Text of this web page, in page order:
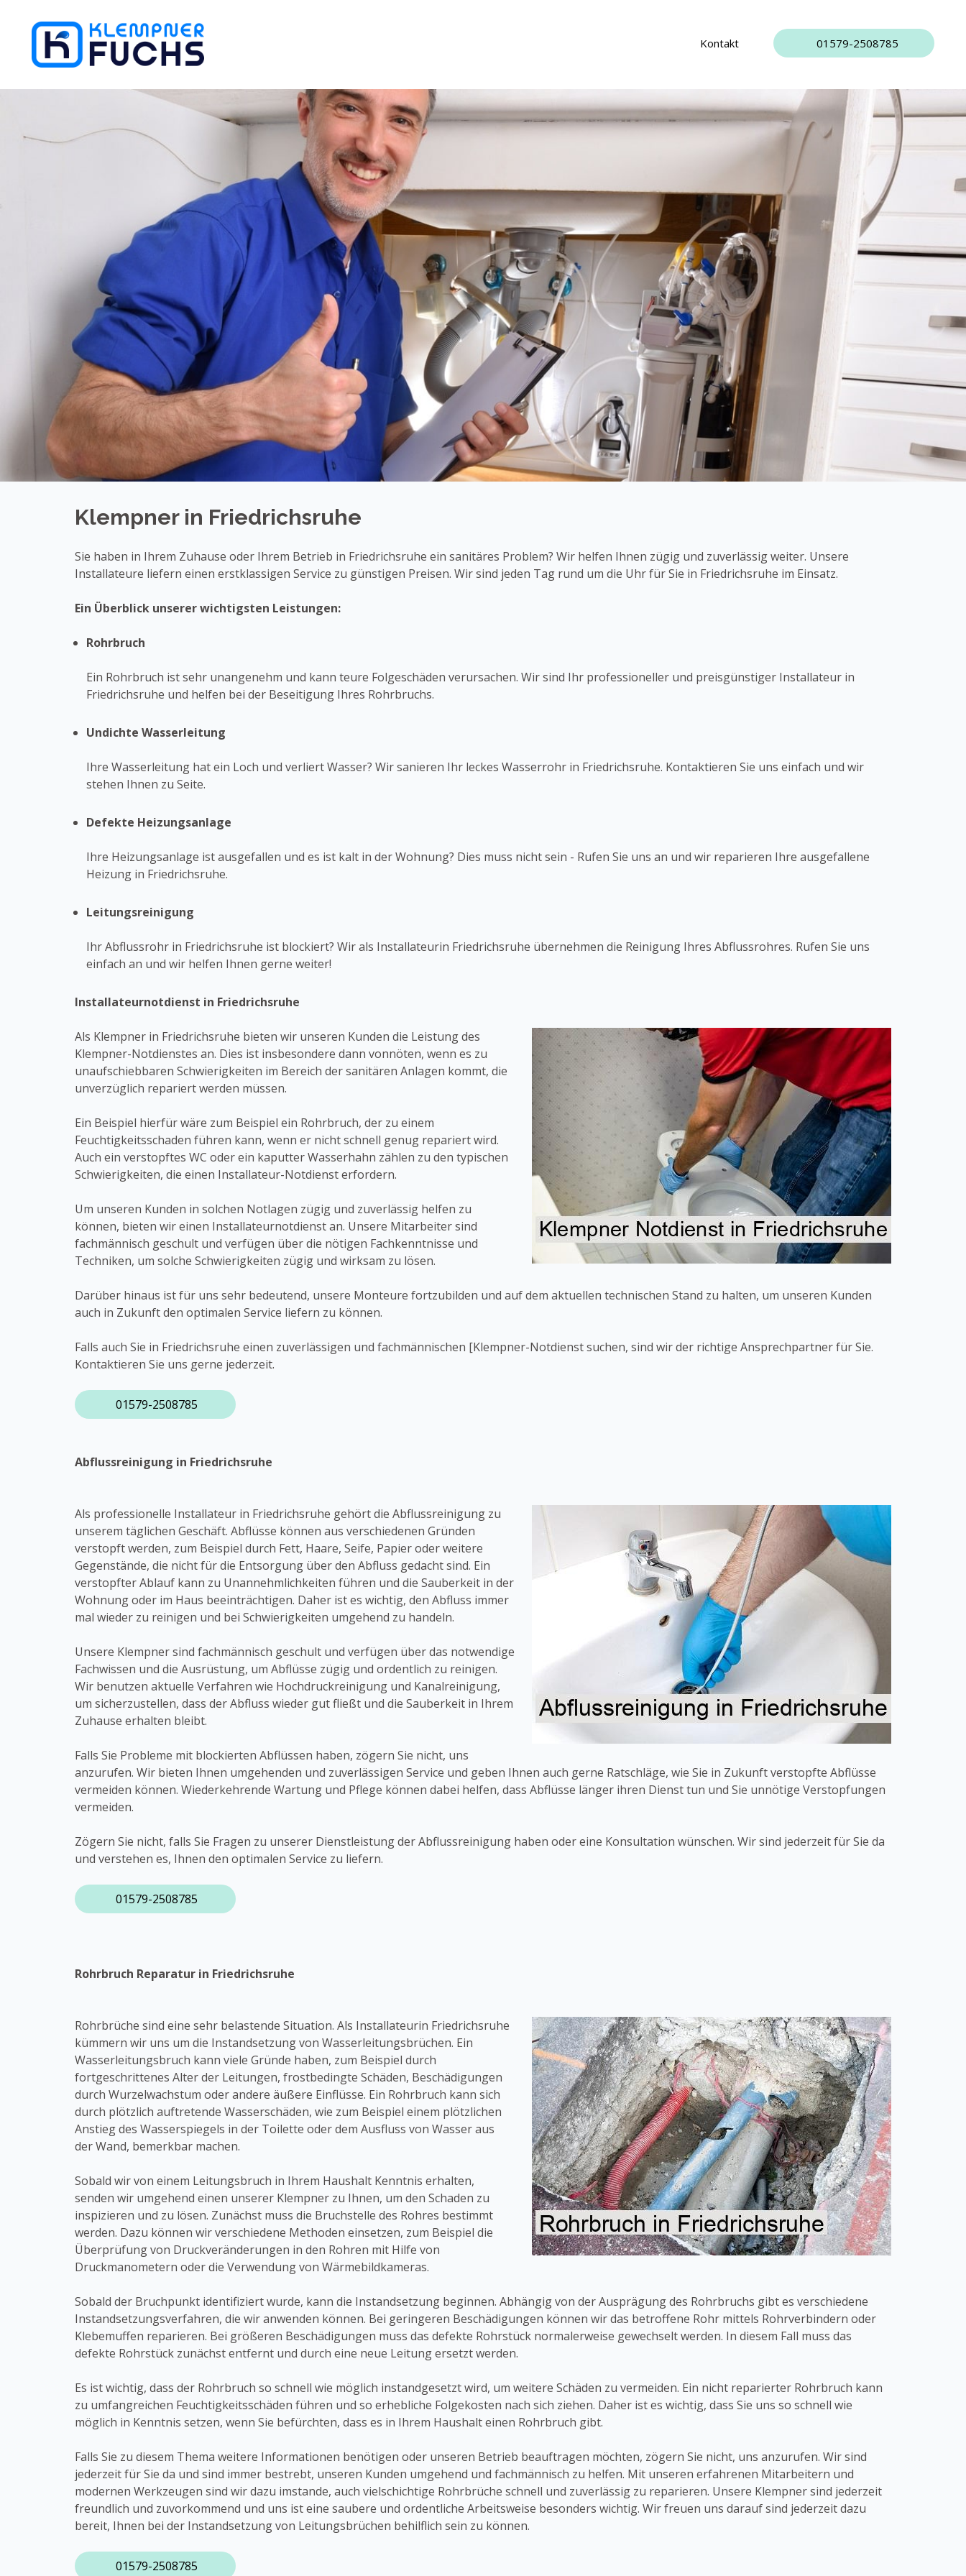
Kontakt 01579-2508785
Klempner in Friedrichsruhe
Sie haben in Ihrem Zuhause oder Ihrem Betrieb in Friedrichsruhe ein sanitäres Problem? Wir helfen Ihnen zügig und zuverlässig weiter. Unsere
Installateure liefern einen erstklassigen Service zu günstigen Preisen. Wir sind jeden Tag rund um die Uhr für Sie in Friedrichsruhe im Einsatz.
Ein Überblick unserer wichtigsten Leistungen:
Rohrbruch
Ein Rohrbruch ist sehr unangenehm und kann teure Folgeschäden verursachen. Wir sind Ihr professioneller und preisgünstiger Installateur in
Friedrichsruhe und helfen bei der Beseitigung Ihres Rohrbruchs.
Undichte Wasserleitung
Ihre Wasserleitung hat ein Loch und verliert Wasser? Wir sanieren Ihr leckes Wasserrohr in Friedrichsruhe. Kontaktieren Sie uns einfach und wir
stehen Ihnen zu Seite.
Defekte Heizungsanlage
Ihre Heizungsanlage ist ausgefallen und es ist kalt in der Wohnung? Dies muss nicht sein - Rufen Sie uns an und wir reparieren Ihre ausgefallene
Heizung in Friedrichsruhe.
Leitungsreinigung
Ihr Abflussrohr in Friedrichsruhe ist blockiert? Wir als Installateurin Friedrichsruhe übernehmen die Reinigung Ihres Abflussrohres. Rufen Sie uns
einfach an und wir helfen Ihnen gerne weiter!
Installateurnotdienst in Friedrichsruhe
Als Klempner in Friedrichsruhe bieten wir unseren Kunden die Leistung des
Klempner-Notdienstes an. Dies ist insbesondere dann vonnöten, wenn es zu
unaufschiebbaren Schwierigkeiten im Bereich der sanitären Anlagen kommt, die
unverzüglich repariert werden müssen.
Ein Beispiel hierfür wäre zum Beispiel ein Rohrbruch, der zu einem
Feuchtigkeitsschaden führen kann, wenn er nicht schnell genug repariert wird.
Auch ein verstopftes WC oder ein kaputter Wasserhahn zählen zu den typischen
Schwierigkeiten, die einen Installateur-Notdienst erfordern.
Um unseren Kunden in solchen Notlagen zügig und zuverlässig helfen zu
können, bieten wir einen Installateurnotdienst an. Unsere Mitarbeiter sind
fachmännisch geschult und verfügen über die nötigen Fachkenntnisse und
Techniken, um solche Schwierigkeiten zügig und wirksam zu lösen.
Darüber hinaus ist für uns sehr bedeutend, unsere Monteure fortzubilden und auf dem aktuellen technischen Stand zu halten, um unseren Kunden
auch in Zukunft den optimalen Service liefern zu können.
Falls auch Sie in Friedrichsruhe einen zuverlässigen und fachmännischen [Klempner-Notdienst suchen, sind wir der richtige Ansprechpartner für Sie.
Kontaktieren Sie uns gerne jederzeit.
01579-2508785
Abflussreinigung in Friedrichsruhe
Als professionelle Installateur in Friedrichsruhe gehört die Abflussreinigung zu
unserem täglichen Geschäft. Abflüsse können aus verschiedenen Gründen
verstopft werden, zum Beispiel durch Fett, Haare, Seife, Papier oder weitere
Gegenstände, die nicht für die Entsorgung über den Abfluss gedacht sind. Ein
verstopfter Ablauf kann zu Unannehmlichkeiten führen und die Sauberkeit in der
Wohnung oder im Haus beeinträchtigen. Daher ist es wichtig, den Abfluss immer
mal wieder zu reinigen und bei Schwierigkeiten umgehend zu handeln.
Unsere Klempner sind fachmännisch geschult und verfügen über das notwendige
Fachwissen und die Ausrüstung, um Abflüsse zügig und ordentlich zu reinigen.
Wir benutzen aktuelle Verfahren wie Hochdruckreinigung und Kanalreinigung,
um sicherzustellen, dass der Abfluss wieder gut fließt und die Sauberkeit in Ihrem
Zuhause erhalten bleibt.
Falls Sie Probleme mit blockierten Abflüssen haben, zögern Sie nicht, uns
anzurufen. Wir bieten Ihnen umgehenden und zuverlässigen Service und geben Ihnen auch gerne Ratschläge, wie Sie in Zukunft verstopfte Abflüsse
vermeiden können. Wiederkehrende Wartung und Pflege können dabei helfen, dass Abflüsse länger ihren Dienst tun und Sie unnötige Verstopfungen
vermeiden.
Zögern Sie nicht, falls Sie Fragen zu unserer Dienstleistung der Abflussreinigung haben oder eine Konsultation wünschen. Wir sind jederzeit für Sie da
und verstehen es, Ihnen den optimalen Service zu liefern.
01579-2508785
Rohrbruch Reparatur in Friedrichsruhe
Rohrbrüche sind eine sehr belastende Situation. Als Installateurin Friedrichsruhe
kümmern wir uns um die Instandsetzung von Wasserleitungsbrüchen. Ein
Wasserleitungsbruch kann viele Gründe haben, zum Beispiel durch
fortgeschrittenes Alter der Leitungen, frostbedingte Schäden, Beschädigungen
durch Wurzelwachstum oder andere äußere Einflüsse. Ein Rohrbruch kann sich
durch plötzlich auftretende Wasserschäden, wie zum Beispiel einem plötzlichen
Anstieg des Wasserspiegels in der Toilette oder dem Ausfluss von Wasser aus
der Wand, bemerkbar machen.
Sobald wir von einem Leitungsbruch in Ihrem Haushalt Kenntnis erhalten,
senden wir umgehend einen unserer Klempner zu Ihnen, um den Schaden zu
inspizieren und zu lösen. Zunächst muss die Bruchstelle des Rohres bestimmt
werden. Dazu können wir verschiedene Methoden einsetzen, zum Beispiel die
Überprüfung von Druckveränderungen in den Rohren mit Hilfe von
Druckmanometern oder die Verwendung von Wärmebildkameras.
Sobald der Bruchpunkt identifiziert wurde, kann die Instandsetzung beginnen. Abhängig von der Ausprägung des Rohrbruchs gibt es verschiedene
Instandsetzungsverfahren, die wir anwenden können. Bei geringeren Beschädigungen können wir das betroffene Rohr mittels Rohrverbindern oder
Klebemuffen reparieren. Bei größeren Beschädigungen muss das defekte Rohrstück normalerweise gewechselt werden. In diesem Fall muss das
defekte Rohrstück zunächst entfernt und durch eine neue Leitung ersetzt werden.
Es ist wichtig, dass der Rohrbruch so schnell wie möglich instandgesetzt wird, um weitere Schäden zu vermeiden. Ein nicht reparierter Rohrbruch kann
zu umfangreichen Feuchtigkeitsschäden führen und so erhebliche Folgekosten nach sich ziehen. Daher ist es wichtig, dass Sie uns so schnell wie
möglich in Kenntnis setzen, wenn Sie befürchten, dass es in Ihrem Haushalt einen Rohrbruch gibt.
Falls Sie zu diesem Thema weitere Informationen benötigen oder unseren Betrieb beauftragen möchten, zögern Sie nicht, uns anzurufen. Wir sind
jederzeit für Sie da und sind immer bestrebt, unseren Kunden umgehend und fachmännisch zu helfen. Mit unseren erfahrenen Mitarbeitern und
modernen Werkzeugen sind wir dazu imstande, auch vielschichtige Rohrbrüche schnell und zuverlässig zu reparieren. Unsere Klempner sind jederzeit
freundlich und zuvorkommend und uns ist eine saubere und ordentliche Arbeitsweise besonders wichtig. Wir freuen uns darauf sind jederzeit dazu
bereit, Ihnen bei der Instandsetzung von Leitungsbrüchen behilflich sein zu können.
01579-2508785